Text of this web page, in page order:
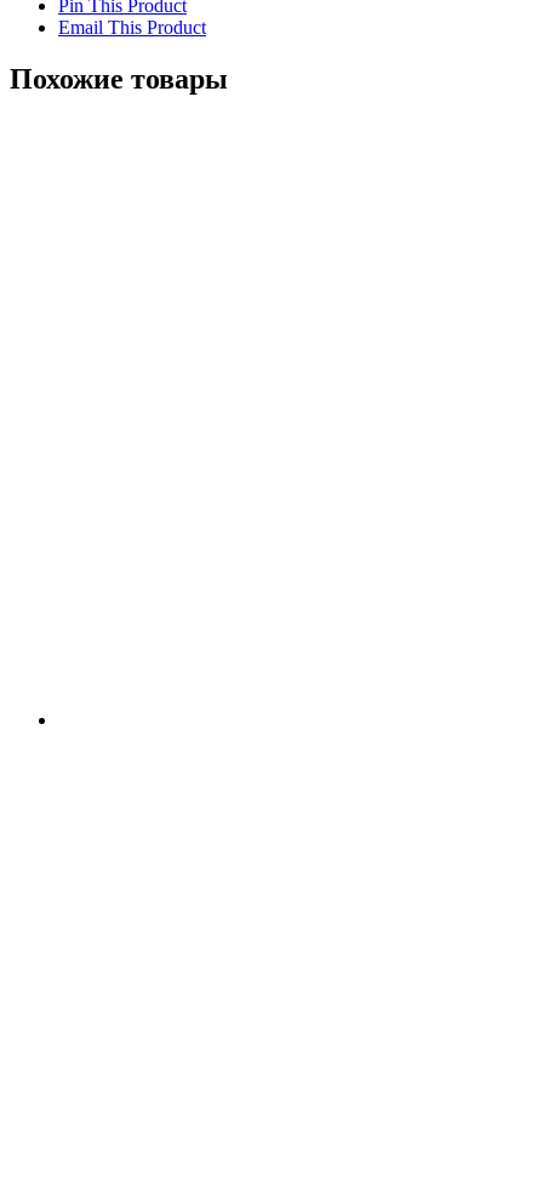
Pin This Product
Email This Product
Похожие товары